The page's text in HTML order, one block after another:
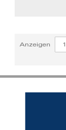
Anzeigen